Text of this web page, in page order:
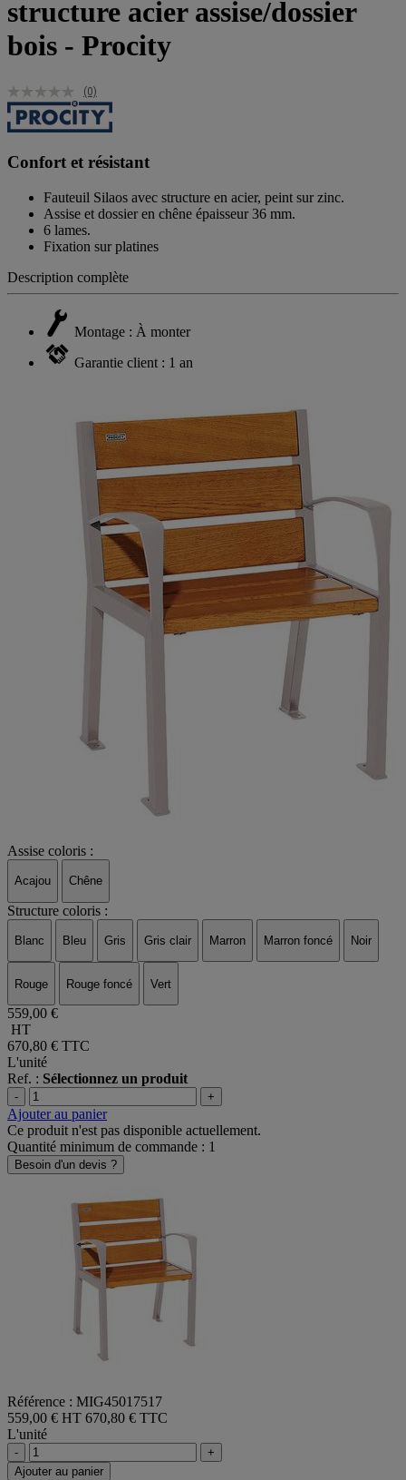
structure acier assise/dossier
bois - Procity
(0)
Confort et résistant
Fauteuil Silaos avec structure en acier, peint sur zinc.
Assise et dossier en chêne épaisseur 36 mm.
6 lames.
Fixation sur platines
Description complète
Montage : À monter
Garantie client : 1 an
Assise coloris :
Acajou Chêne
Structure coloris :
Blanc Bleu Gris Gris clair Marron Marron foncé Noir
Rouge Rouge foncé Vert
559,00 €
HT
670,80 € TTC
L'unité
Ref. : Sélectionnez un produit
- +
Ajouter au panier
Ce produit n'est pas disponible actuellement.
Quantité minimum de commande : 1
Besoin d'un devis ?
Référence : MIG45017517
559,00 € HT 670,80 € TTC
L'unité
-
+
Ajouter au panier